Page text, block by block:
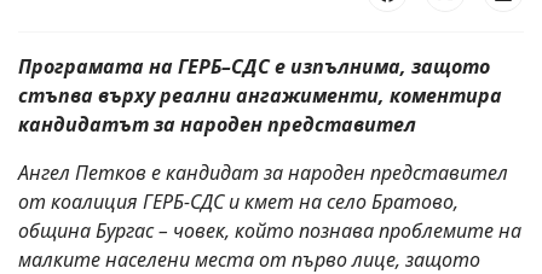
Програмата на ГЕРБ–СДС е изпълнима, защото
стъпва върху реални ангажименти, коментира
кандидатът за народен представител
Ангел Петков е кандидат за народен представител
от коалиция ГЕРБ-СДС и кмет на село Братово,
община Бургас – човек, който познава проблемите на
малките населени места от първо лице, защото